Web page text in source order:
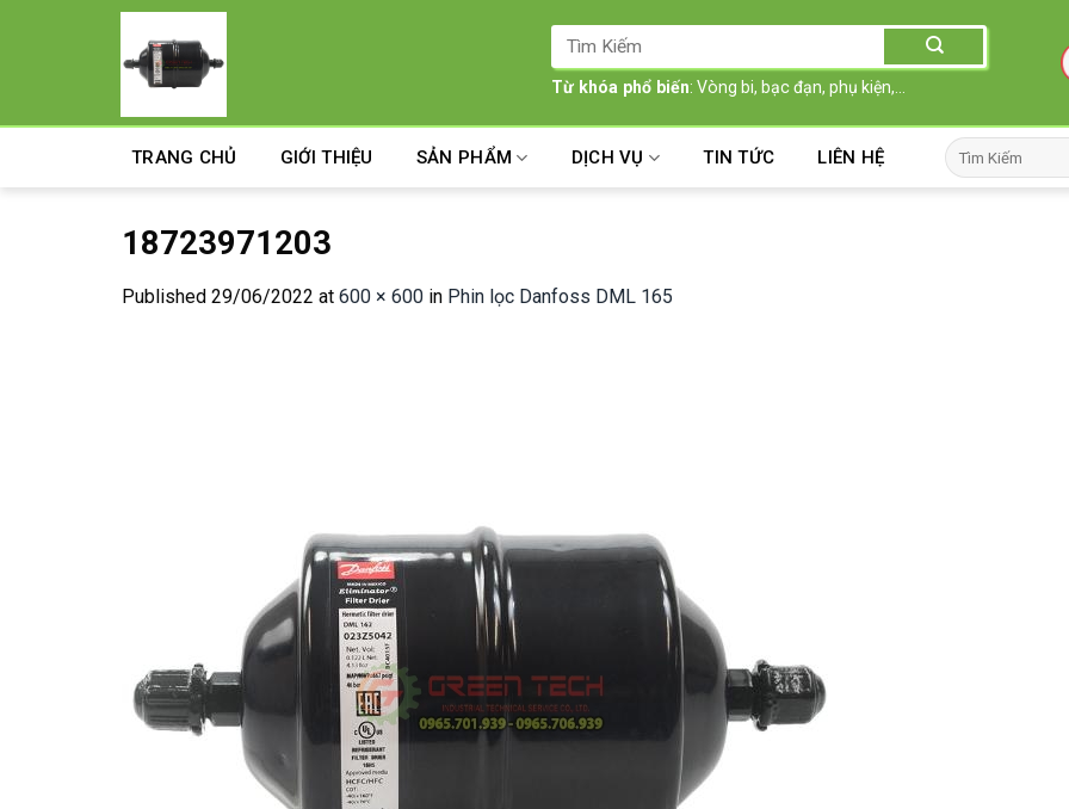
Tìm
kiếm:
Từ khóa phổ biến: Vòng bi, bạc đạn, phụ kiện,...
TRANG CHỦ GIỚI THIỆU SẢN PHẨM DỊCH VỤ TIN TỨC LIÊN HỆ
Tìm
kiếm:
18723971203
Published 29/06/2022 at 600 × 600 in Phin lọc Danfoss DML 165